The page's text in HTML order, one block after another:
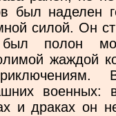
был наделен
силой. Он
полон
жаждой
военных:
и драках он